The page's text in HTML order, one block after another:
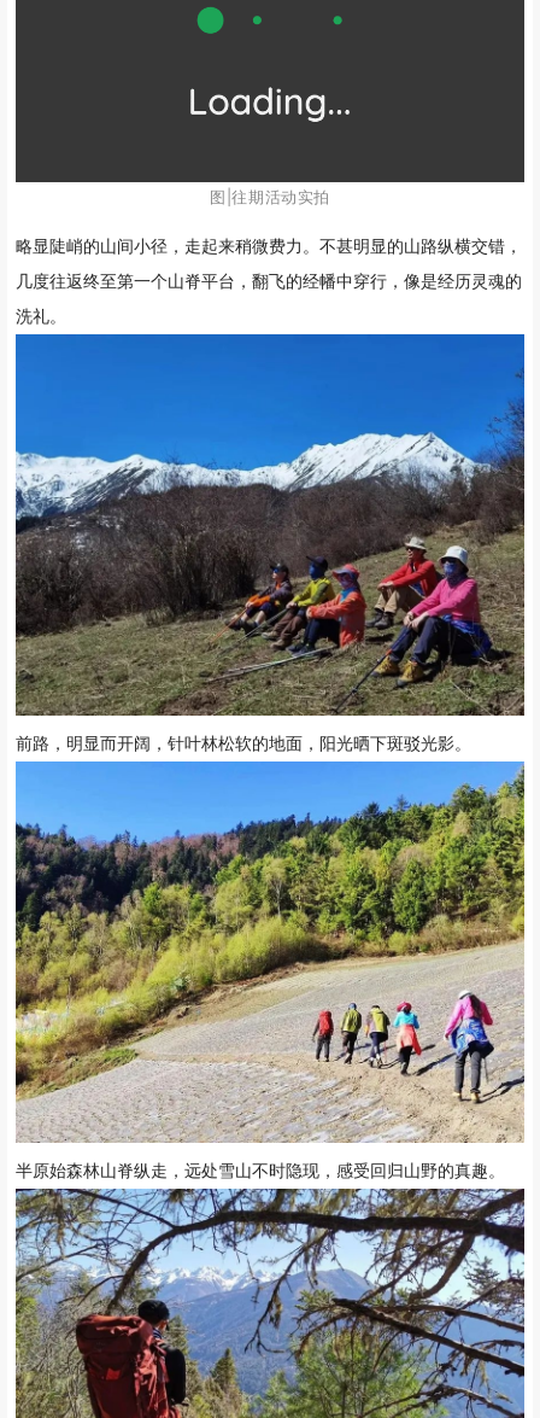
图|往期活动实拍
几度往返终至第一个山脊平台，翻飞的经幡中穿行，像是经历灵魂的
前路，明显而开阔，针叶林松软的地面，阳光晒下斑驳光影。
半原始森林山脊纵走，远处雪山不时隐现，感受回归山野的真趣。